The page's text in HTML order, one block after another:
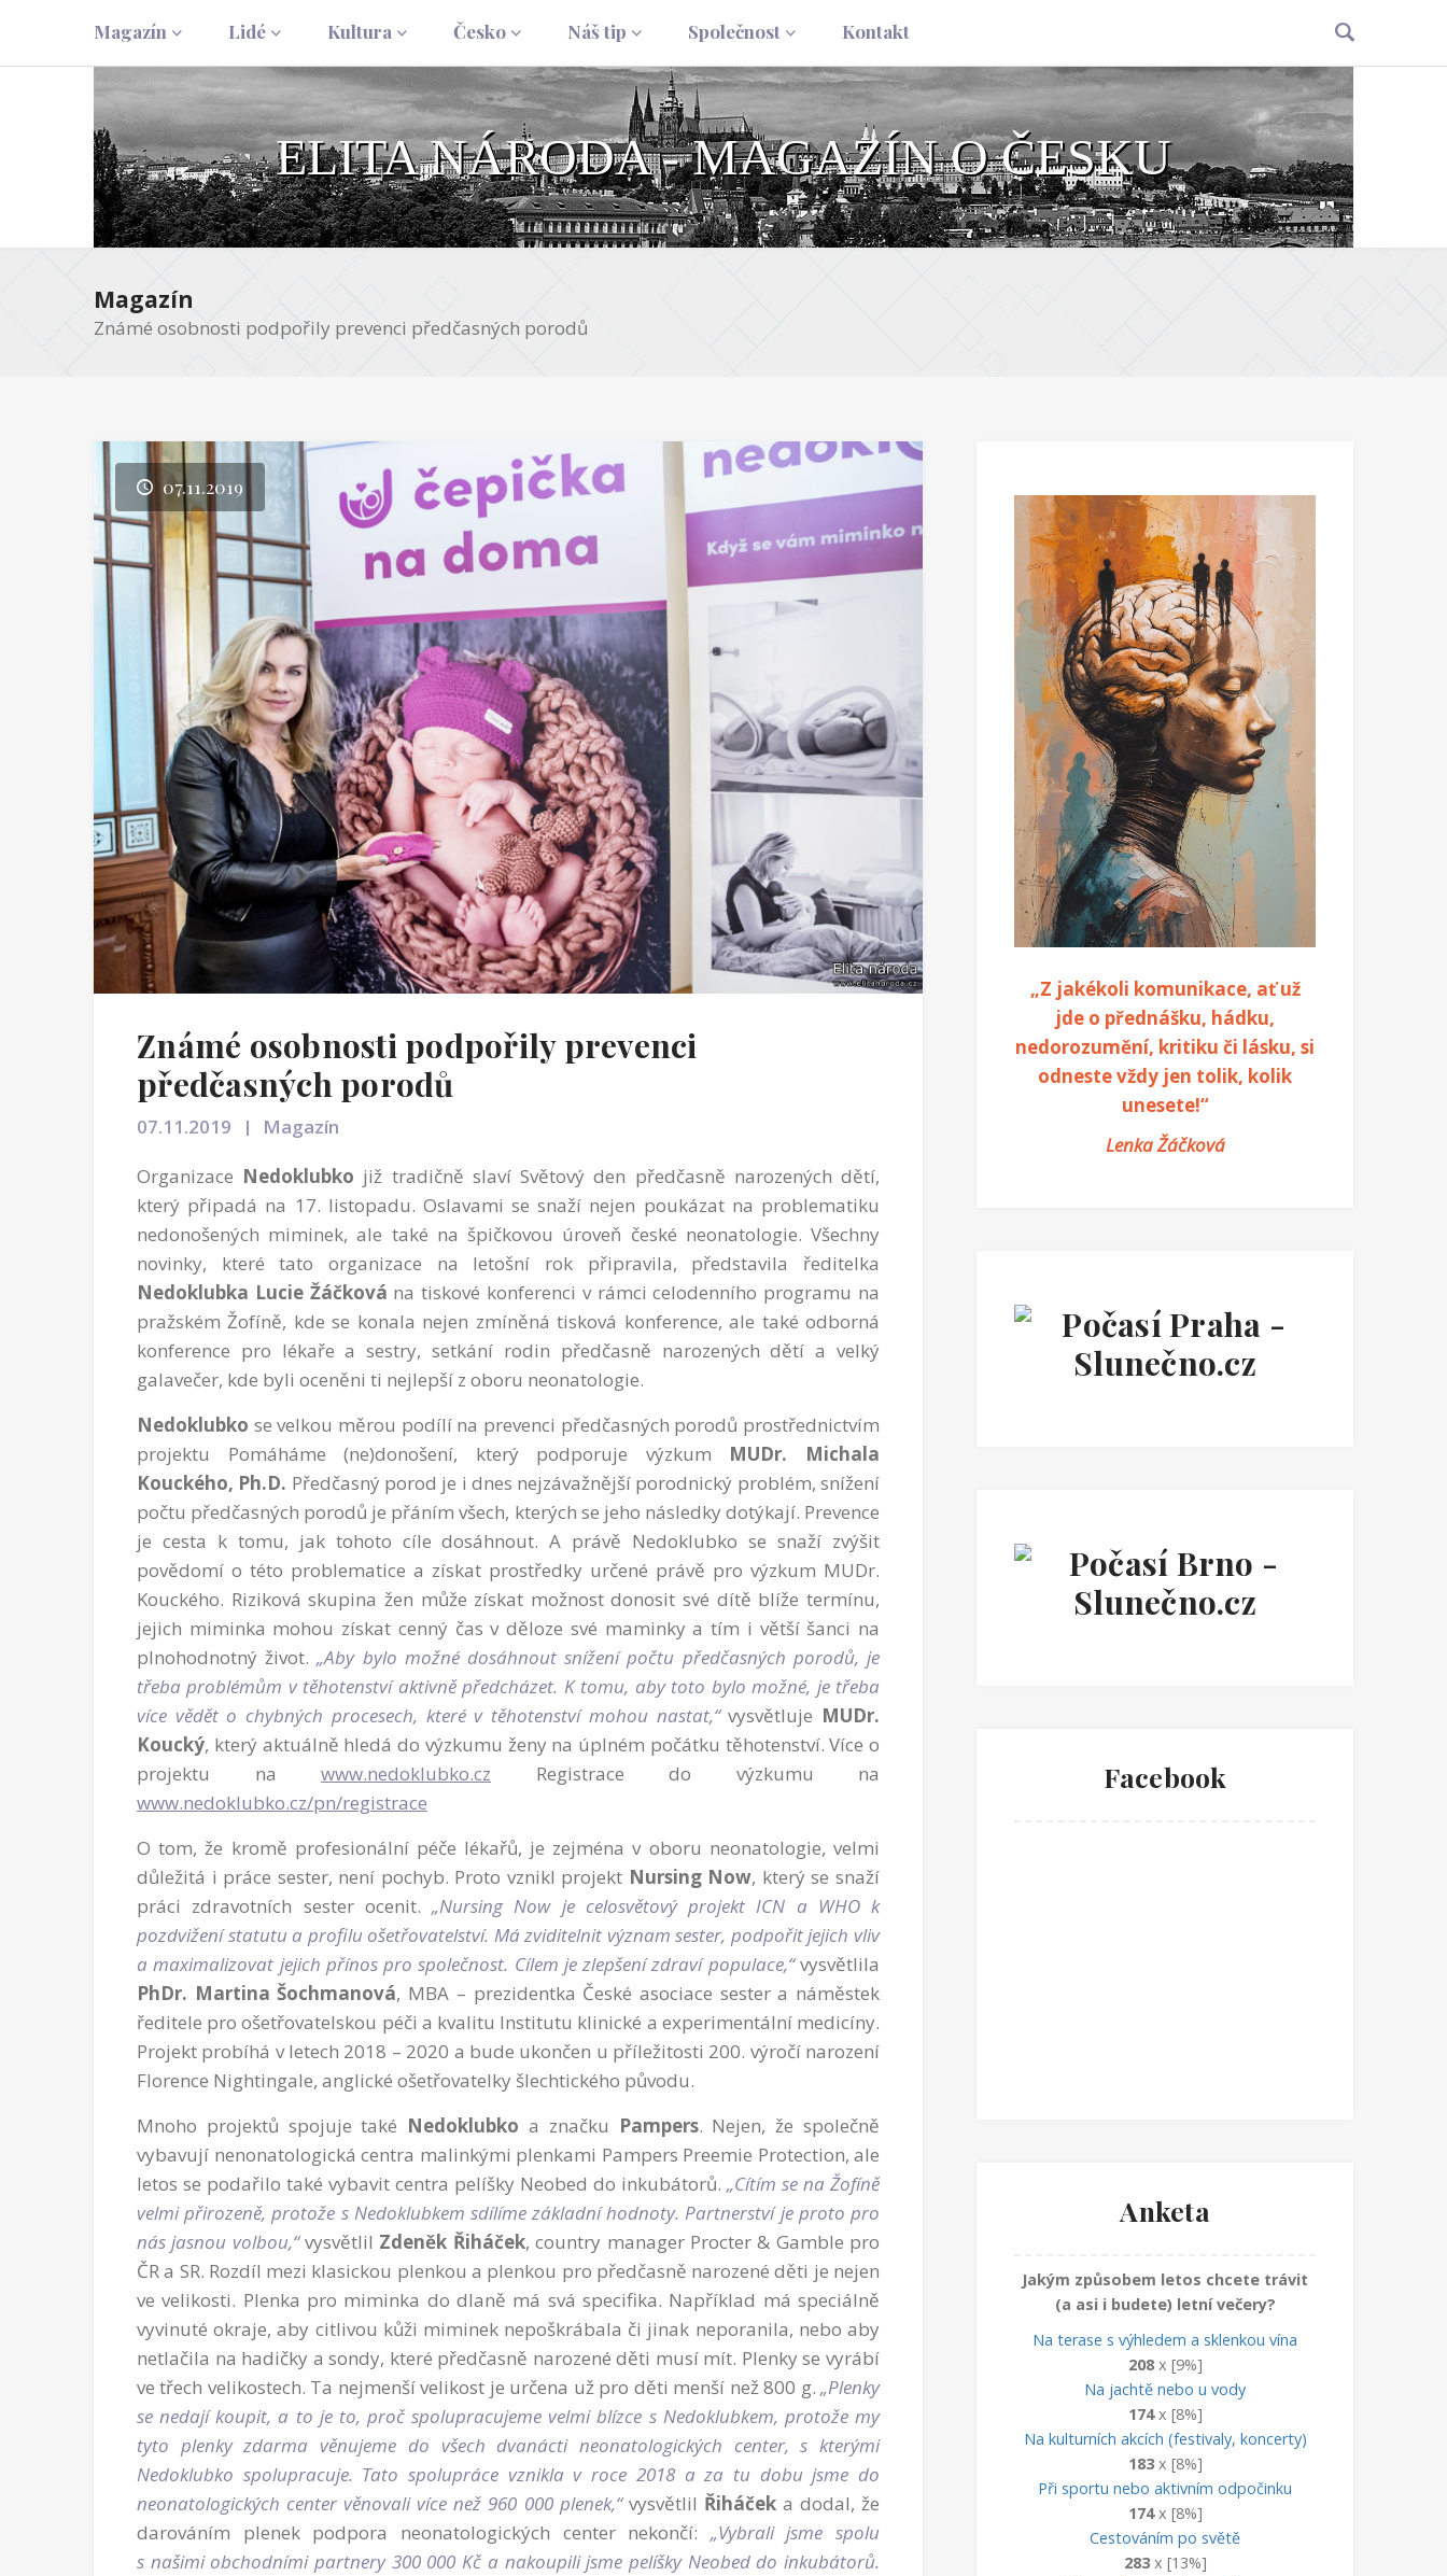
Magazín Lidé Kultura Česko Náš tip Společnost Kontakt
ELITA NÁRODA - MAGAZÍN O ČESKU
Magazín
Známé osobnosti podpořily prevenci předčasných porodů
07.11.2019
Známé osobnosti podpořily prevenci
předčasných porodů
07.11.2019
Magazín
Organizace Nedoklubko již tradičně slaví Světový den předčasně narozených dětí,
který připadá na 17. listopadu. Oslavami se snaží nejen poukázat na problematiku
nedonošených miminek, ale také na špičkovou úroveň české neonatologie. Všechny
novinky, které tato organizace na letošní rok připravila, představila ředitelka
Nedoklubka Lucie Žáčková na tiskové konferenci v rámci celodenního programu na
pražském Žofíně, kde se konala nejen zmíněná tisková konference, ale také odborná
konference pro lékaře a sestry, setkání rodin předčasně narozených dětí a velký
galavečer, kde byli oceněni ti nejlepší z oboru neonatologie.
Nedoklubko se velkou měrou podílí na prevenci předčasných porodů prostřednictvím
projektu Pomáháme (ne)donošení, který podporuje výzkum MUDr. Michala
Kouckého, Ph.D. Předčasný porod je i dnes nejzávažnější porodnický problém, snížení
počtu předčasných porodů je přáním všech, kterých se jeho následky dotýkají. Prevence
je cesta k tomu, jak tohoto cíle dosáhnout. A právě Nedoklubko se snaží zvýšit
povědomí o této problematice a získat prostředky určené právě pro výzkum MUDr.
Kouckého. Riziková skupina žen může získat možnost donosit své dítě blíže termínu,
jejich miminka mohou získat cenný čas v děloze své maminky a tím i větší šanci na
plnohodnotný život.„Aby bylo možné dosáhnout snížení počtu předčasných porodů, je
třeba problémům v těhotenství aktivně předcházet. K tomu, aby toto bylo možné, je třeba
více vědět o chybných procesech, které v těhotenství mohou nastat,“vysvětluje MUDr.
Koucký, který aktuálně hledá do výzkumu ženy na úplném počátku těhotenství. Více o
projektu na www.nedoklubko.cz Registrace do výzkumu na
www.nedoklubko.cz/pn/registrace
O tom, že kromě profesionální péče lékařů, je zejména v oboru neonatologie, velmi
důležitá i práce sester, není pochyb. Proto vznikl projekt Nursing Now, který se snaží
práci zdravotních sester ocenit. „Nursing Now je celosvětový projekt ICN a WHO k
pozdvižení statutu a profilu ošetřovatelství. Má zviditelnit význam sester, podpořit jejich vliv
a maximalizovat jejich přínos pro společnost. Cílem je zlepšení zdraví populace,“vysvětlila
PhDr. Martina Šochmanová, MBA – prezidentka České asociace sester a náměstek
ředitele pro ošetřovatelskou péči a kvalitu Institutu klinické a experimentální medicíny.
Projekt probíhá v letech 2018 – 2020 a bude ukončen u příležitosti 200. výročí narození
Florence Nightingale, anglické ošetřovatelky šlechtického původu.
Mnoho projektů spojuje také Nedoklubko a značku Pampers. Nejen, že společně
vybavují nenonatologická centra malinkými plenkami Pampers Preemie Protection, ale
letos se podařilo také vybavit centra pelíšky Neobed do inkubátorů. „Cítím se na Žofíně
velmi přirozeně, protože s Nedoklubkem sdílíme základní hodnoty. Partnerství je proto pro
nás jasnou volbou,“vysvětlil Zdeněk Řiháček, country manager Procter & Gamble pro
ČR a SR. Rozdíl mezi klasickou plenkou a plenkou pro předčasně narozené děti je nejen
ve velikosti. Plenka pro miminka do dlaně má svá specifika. Například má speciálně
vyvinuté okraje, aby citlivou kůži miminek nepoškrábala či jinak neporanila, nebo aby
netlačila na hadičky a sondy, které předčasně narozené děti musí mít. Plenky se vyrábí
ve třech velikostech. Ta nejmenší velikost je určena už pro děti menší než 800 g. „Plenky
se nedají koupit, a to je to, proč spolupracujeme velmi blízce s Nedoklubkem, protože my
tyto plenky zdarma věnujeme do všech dvanácti neonatologických center, s kterými
Nedoklubko spolupracuje. Tato spolupráce vznikla v roce 2018 a za tu dobu jsme do
neonatologických center věnovali více než 960 000 plenek,“vysvětlil Řiháčeka dodal, že
darováním plenek podpora neonatologických center nekončí: „Vybrali jsme spolu
s našimi obchodními partnery 300 000 Kč a nakoupili jsme pelíšky Neobed do inkubátorů.
„Z jakékoli komunikace, ať už
jde o přednášku, hádku,
nedorozumění, kritiku či lásku, si
odneste vždy jen tolik, kolik
unesete!“
Lenka Žáčková
Facebook
Anketa
Jakým způsobem letos chcete trávit
(a asi i budete) letní večery?
Na terase s výhledem a sklenkou vína
208x [9%]
Na jachtě nebo u vody
174x [8%]
Na kulturních akcích (festivaly, koncerty)
183x [8%]
Při sportu nebo aktivním odpočinku
174x [8%]
Cestováním po světě
283x [13%]